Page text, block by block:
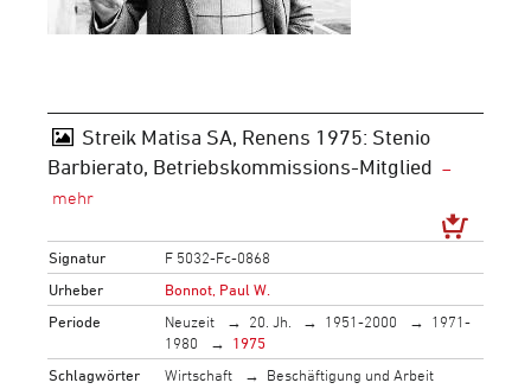
Streik Matisa SA, Renens 1975: Stenio
Barbierato, Betriebskommissions-Mitglied
Signatur
F 5032-Fc-0868
Urheber
Bonnot, Paul W.
Periode
Neuzeit 20. Jh. 1951-2000
1971-
1980
1975
Schlagwörter
Wirtschaft
Beschäftigung und Arbeit